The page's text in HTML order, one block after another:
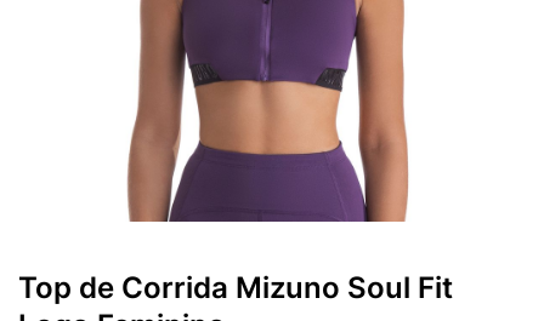
Top de Corrida Mizuno Soul Fit